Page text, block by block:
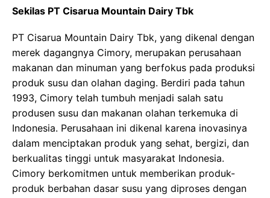
Sekilas PT Cisarua Mountain Dairy Tbk
PT Cisarua Mountain Dairy Tbk, yang dikenal dengan
merek dagangnya Cimory, merupakan perusahaan
makanan dan minuman yang berfokus pada produksi
produk susu dan olahan daging. Berdiri pada tahun
1993, Cimory telah tumbuh menjadi salah satu
produsen susu dan makanan olahan terkemuka di
Indonesia. Perusahaan ini dikenal karena inovasinya
dalam menciptakan produk yang sehat, bergizi, dan
berkualitas tinggi untuk masyarakat Indonesia.
Cimory berkomitmen untuk memberikan produk-
produk berbahan dasar susu yang diproses dengan